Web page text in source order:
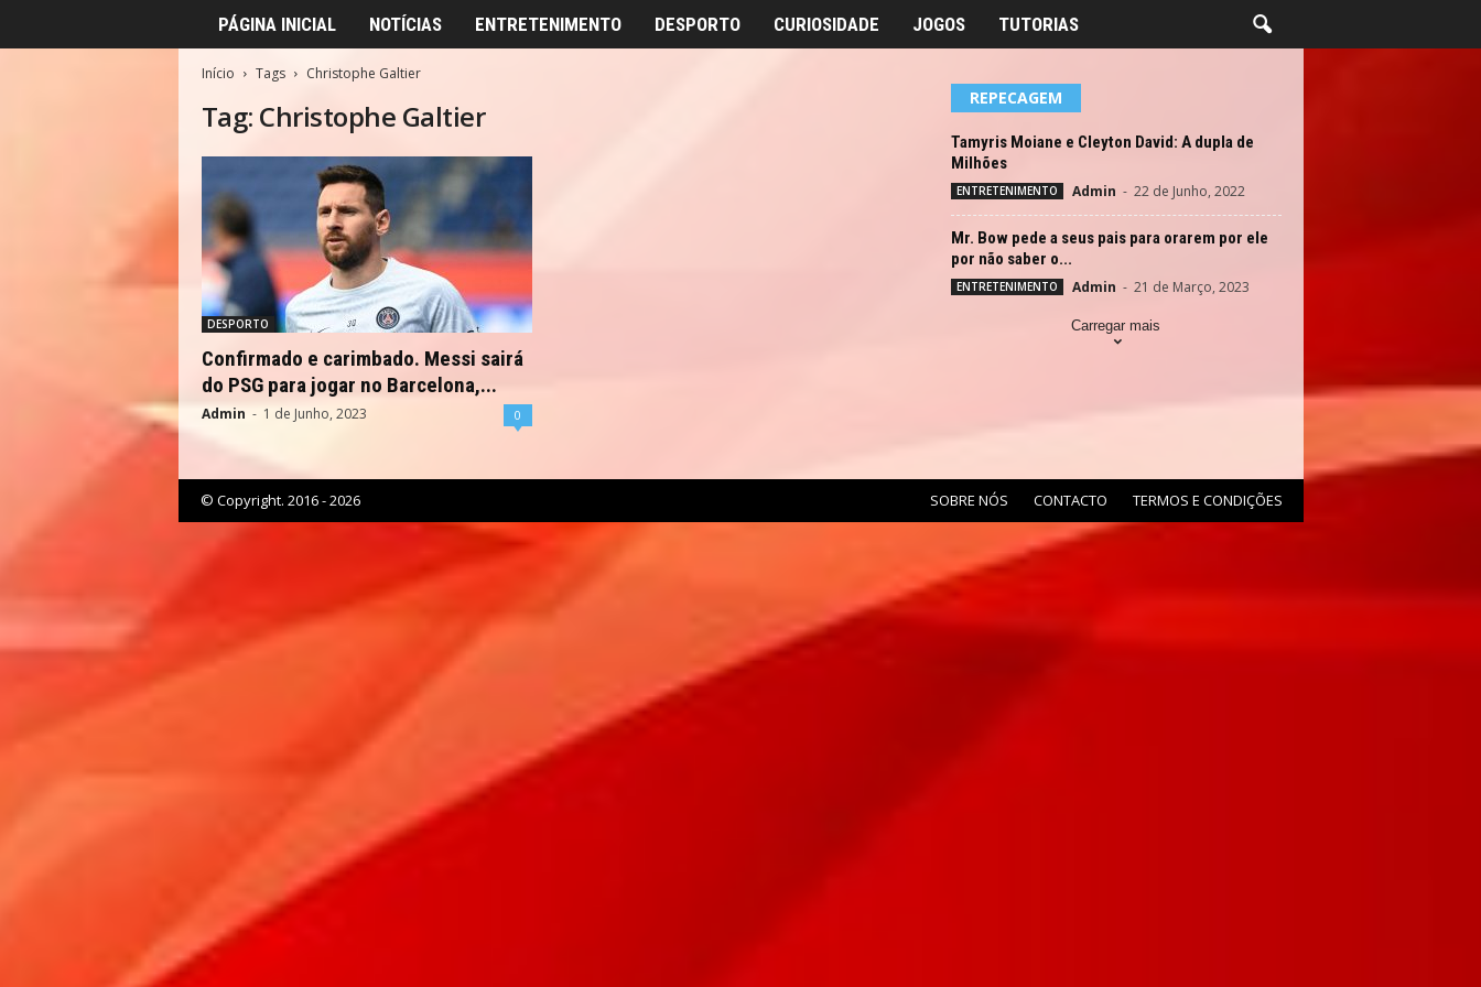
PÁGINA INICIAL NOTÍCIAS ENTRETENIMENTO DESPORTO CURIOSIDADE JOGOS TUTORIAS
Início Tags Christophe Galtier
Tag: Christophe Galtier
DESPORTO
Confirmado e carimbado. Messi sairá
do PSG para jogar no Barcelona,...
Admin - 1 de Junho, 2023 0
REPECAGEM
Tamyris Moiane e Cleyton David: A dupla de
Milhões
ENTRETENIMENTO Admin - 22 de Junho, 2022
Mr. Bow pede a seus pais para orarem por ele
por não saber o...
ENTRETENIMENTO Admin - 21 de Março, 2023
Carregar mais
SOBRE NÓS CONTACTO TERMOS E CONDIÇÕES
© Copyright. 2016 - 2026